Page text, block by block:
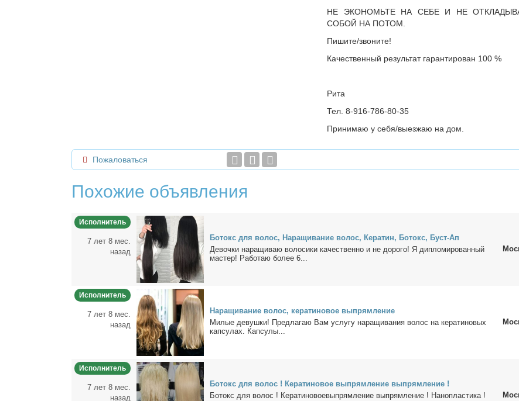
НЕ ЭКОНОМЬТЕ НА СЕБЕ И НЕ
СОБОЙ НА ПОТОМ.
Пишите/звоните!
Качественный результат гарантирован 100 %
Рита
Тел. 8-916-786-80-35
Принимаю у себя/выезжаю на дом.
Пожаловаться
Похожие объявления
Исполнитель
7 лет 8 мес.
назад
Бо­токс для во­лос, На­ра­щи­ва­ние во­лос, Ке­ра­тин, Бо­токс, Буст-Ап
Де­воч­ки на­ра­щи­ваю во­ло­си­ки ка­че­ствен­но и не до­ро­го! Я ди­пло­ми­ро­ван­ный
ма­стер! Ра­бо­таю бо­лее 6...
Исполнитель
7 лет 8 мес.
назад
На­ра­щи­ва­ние во­лос, ке­ра­ти­но­вое вы­прям­ле­ние
Ми­лые де­вуш­ки! Пред­ла­гаю Вам услу­гу на­ра­щи­ва­ния во­лос на ке­ра­ти­но­вых
кап­су­лах. Кап­су­лы...
Исполнитель
7 лет 8 мес.
назад
Бо­токс для во­лос ! Ке­ра­ти­но­вое вы­прям­ле­ние вы­прям­ле­ние !
Бо­токс для во­лос ! Ке­ра­ти­но­во­е­вы­прям­ле­ние вы­прям­ле­ние ! На­но­пла­сти­ка !